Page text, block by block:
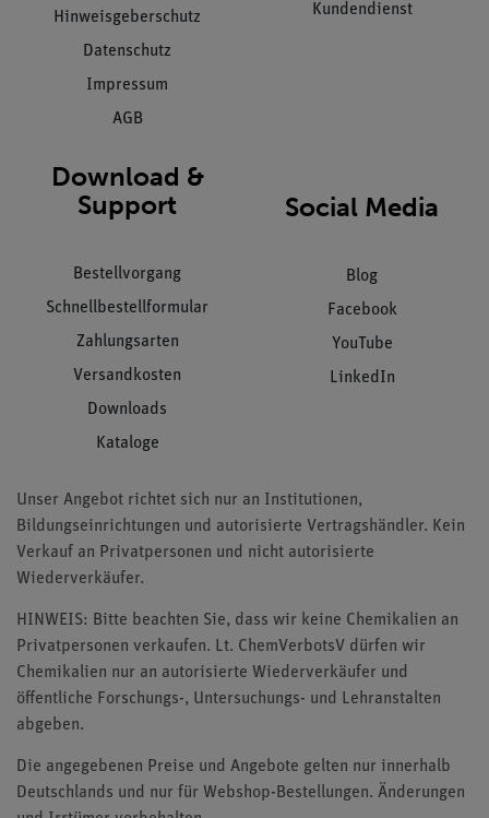
Hinweisgeberschutz
Datenschutz
Impressum
AGB
Kundendienst
Download &
Support
Bestellvorgang
Schnellbestellformular
Zahlungsarten
Versandkosten
Downloads
Kataloge
Social Media
Blog
Facebook
YouTube
LinkedIn
Unser Angebot richtet sich nur an Institutionen,
Bildungseinrichtungen und autorisierte Vertragshändler. Kein
Verkauf an Privatpersonen und nicht autorisierte
Wiederverkäufer.
HINWEIS: Bitte beachten Sie, dass wir keine Chemikalien an
Privatpersonen verkaufen. Lt. ChemVerbotsV dürfen wir
Chemikalien nur an autorisierte Wiederverkäufer und
öffentliche Forschungs-, Untersuchungs- und Lehranstalten
abgeben.
Die angegebenen Preise und Angebote gelten nur innerhalb
Deutschlands und nur für Webshop-Bestellungen. Änderungen